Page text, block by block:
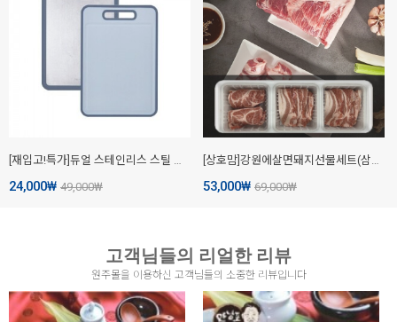
24,000₩ 49,000₩ 53,000₩ 69,000₩
고객님들의 리얼한 리뷰
원주몰을 이용하신 고객님들의 소중한 리뷰입니다